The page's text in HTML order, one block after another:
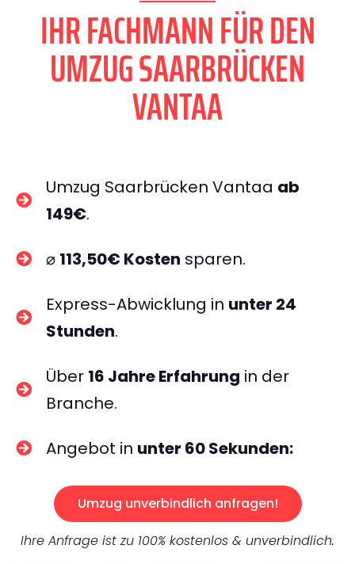
IHR FACHMANN FÜR DEN
UMZUG SAARBRÜCKEN
VANTAA
Umzug Saarbrücken Vantaa ab
149€.
⌀ 113,50€ Kosten sparen.
Express-Abwicklung in unter 24
Stunden.
Über 16 Jahre Erfahrung in der
Branche.
Angebot in unter 60 Sekunden:
Umzug unverbindlich anfragen!
Ihre Anfrage ist zu 100% kostenlos & unverbindlich.